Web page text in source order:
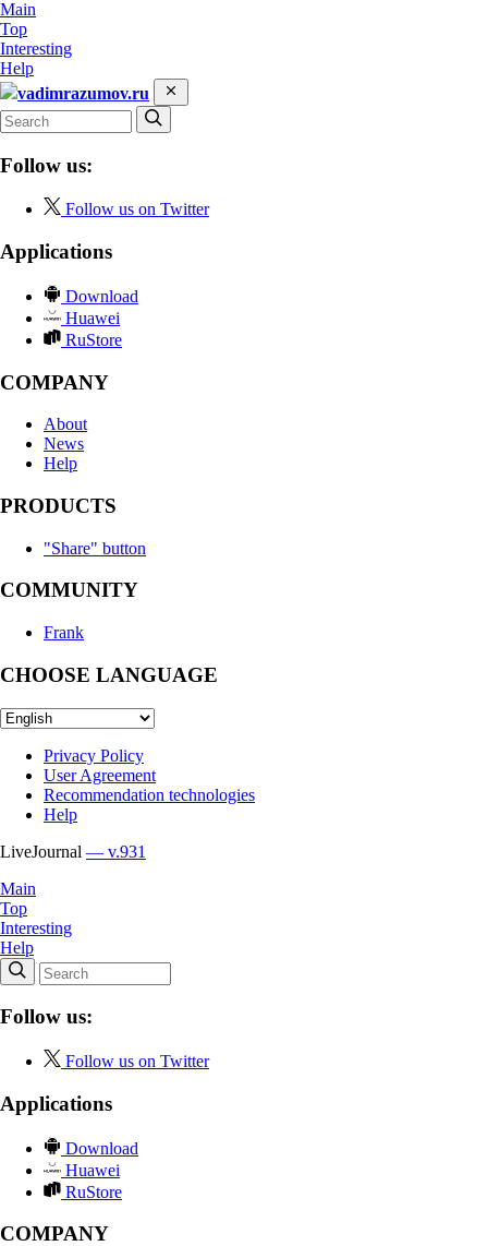
Main
Top
Interesting
Help
vadimrazumov.ru
Follow us:
Follow us on Twitter
Applications
Download
Huawei
RuStore
COMPANY
About
News
Help
PRODUCTS
"Share" button
COMMUNITY
Frank
CHOOSE LANGUAGE
Privacy Policy
User Agreement
Recommendation technologies
Help
LiveJournal — v.931
Main
Top
Interesting
Help
Follow us:
Follow us on Twitter
Applications
Download
Huawei
RuStore
COMPANY